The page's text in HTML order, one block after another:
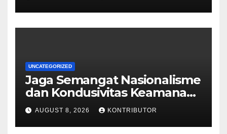
UNCATEGORIZED
Jaga Semangat Nasionalisme
dan Kondusivitas Keamanan
Papua Jelang HUT Ke-81 RI
AUGUST 8, 2026 KONTRIBUTOR